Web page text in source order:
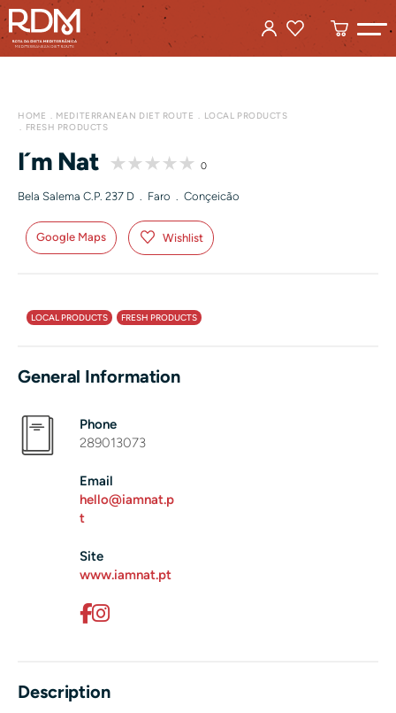
HOME MEDITERRANEAN DIET ROUTE
LOCAL PRODUCTS
FRESH PRODUCTS
I´m Nat 0
Bela Salema C.P. 237 D . Faro . Conçeicão
Google Maps Wishlist
LOCAL PRODUCTS FRESH PRODUCTS
General Information
Phone
289013073
Email
hello@iamnat.p
t
Site
www.iamnat.pt
Description